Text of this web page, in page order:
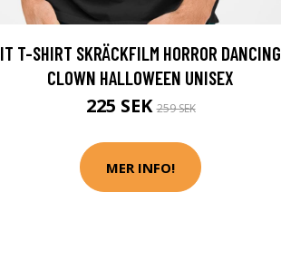
IT T-SHIRT SKRÄCKFILM HORROR DANCING
CLOWN HALLOWEEN UNISEX
225 SEK259 SEK
MER INFO!